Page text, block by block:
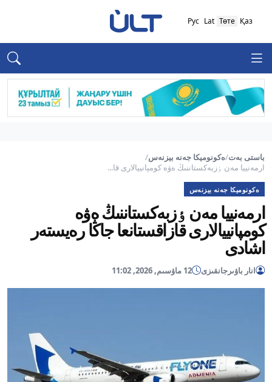
Қаз
Төте
Lat
Рус
باستى بەت/ەكونوميكا جەنە بيزنەس/
ارمەنييا مەن ٶزبەكستاننىڭ ەۋە كومپانييالارى قا...
ەكونوميكا جەنە بيزنەس
ارمەنييا مەن ٶزبەكستاننىڭ ەۋە
كومپانييالارى قازاقستانعا جاڭا رەيستەر
اشادى
انار باۋىرجانقىزى 12 ماۋسىم, 2026, 11:02